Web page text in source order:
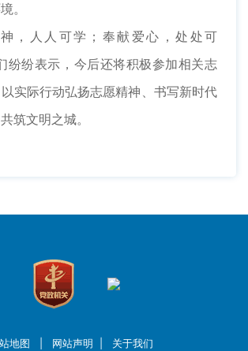
。
，人人可学；奉献爱心，处处可
纷纷表示，今后还将积极参加相关志
实际行动弘扬志愿精神、书写新时代
筑文明之城。
地图 网站声明 关于我们